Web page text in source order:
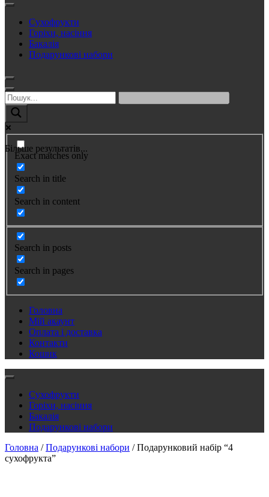
Сухофрукти
Горіхи, насіння
Бакалія
Подарункові набори
Більше результатів...
Exact matches only
Search in title
Search in content
Search in posts
Search in pages
Головна
Мій акаунт
Оплата і доставка
Контакти
Кошик
Сухофрукти
Горіхи, насіння
Бакалія
Подарункові набори
Головна /Подарункові набори / Подарунковий набір “4
сухофрукта”